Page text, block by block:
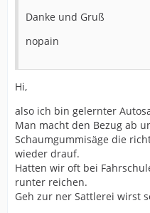
Danke und Gruß
nopain
Hi,
also ich bin gelernter
Man macht den Bezug ab
Schaumgummisäge die
wieder drauf.
Hatten wir oft bei
runter reichen.
Geh zur ner Sattlerei wirst